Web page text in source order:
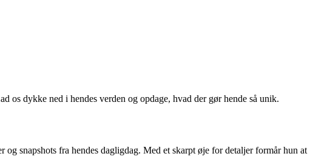
os dykke ned i hendes verden og opdage, hvad der gør hende så unik.
snapshots fra hendes dagligdag. Med et skarpt øje for detaljer formår hun at